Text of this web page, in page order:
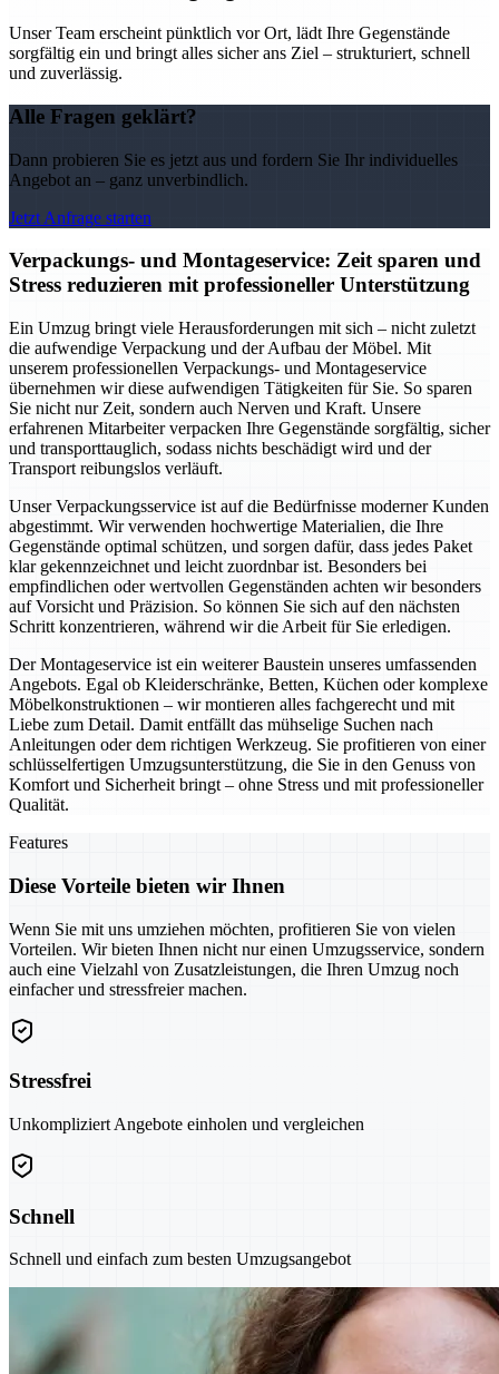
Unser Team erscheint pünktlich vor Ort, lädt Ihre Gegenstände
sorgfältig ein und bringt alles sicher ans Ziel – strukturiert, schnell
und zuverlässig.
Alle Fragen geklärt?
Dann probieren Sie es jetzt aus und fordern Sie Ihr individuelles
Angebot an – ganz unverbindlich.
Jetzt Anfrage starten
Verpackungs- und Montageservice: Zeit sparen und
Stress reduzieren mit professioneller Unterstützung
Ein Umzug bringt viele Herausforderungen mit sich – nicht zuletzt
die aufwendige Verpackung und der Aufbau der Möbel. Mit
unserem professionellen Verpackungs- und Montageservice
übernehmen wir diese aufwendigen Tätigkeiten für Sie. So sparen
Sie nicht nur Zeit, sondern auch Nerven und Kraft. Unsere
erfahrenen Mitarbeiter verpacken Ihre Gegenstände sorgfältig, sicher
und transporttauglich, sodass nichts beschädigt wird und der
Transport reibungslos verläuft.
Unser Verpackungsservice ist auf die Bedürfnisse moderner Kunden
abgestimmt. Wir verwenden hochwertige Materialien, die Ihre
Gegenstände optimal schützen, und sorgen dafür, dass jedes Paket
klar gekennzeichnet und leicht zuordnbar ist. Besonders bei
empfindlichen oder wertvollen Gegenständen achten wir besonders
auf Vorsicht und Präzision. So können Sie sich auf den nächsten
Schritt konzentrieren, während wir die Arbeit für Sie erledigen.
Der Montageservice ist ein weiterer Baustein unseres umfassenden
Angebots. Egal ob Kleiderschränke, Betten, Küchen oder komplexe
Möbelkonstruktionen – wir montieren alles fachgerecht und mit
Liebe zum Detail. Damit entfällt das mühselige Suchen nach
Anleitungen oder dem richtigen Werkzeug. Sie profitieren von einer
schlüsselfertigen Umzugsunterstützung, die Sie in den Genuss von
Komfort und Sicherheit bringt – ohne Stress und mit professioneller
Qualität.
Features
Diese Vorteile bieten wir Ihnen
Wenn Sie mit uns umziehen möchten, profitieren Sie von vielen
Vorteilen. Wir bieten Ihnen nicht nur einen Umzugsservice, sondern
auch eine Vielzahl von Zusatzleistungen, die Ihren Umzug noch
einfacher und stressfreier machen.
Stressfrei
Unkompliziert Angebote einholen und vergleichen
Schnell
Schnell und einfach zum besten Umzugsangebot